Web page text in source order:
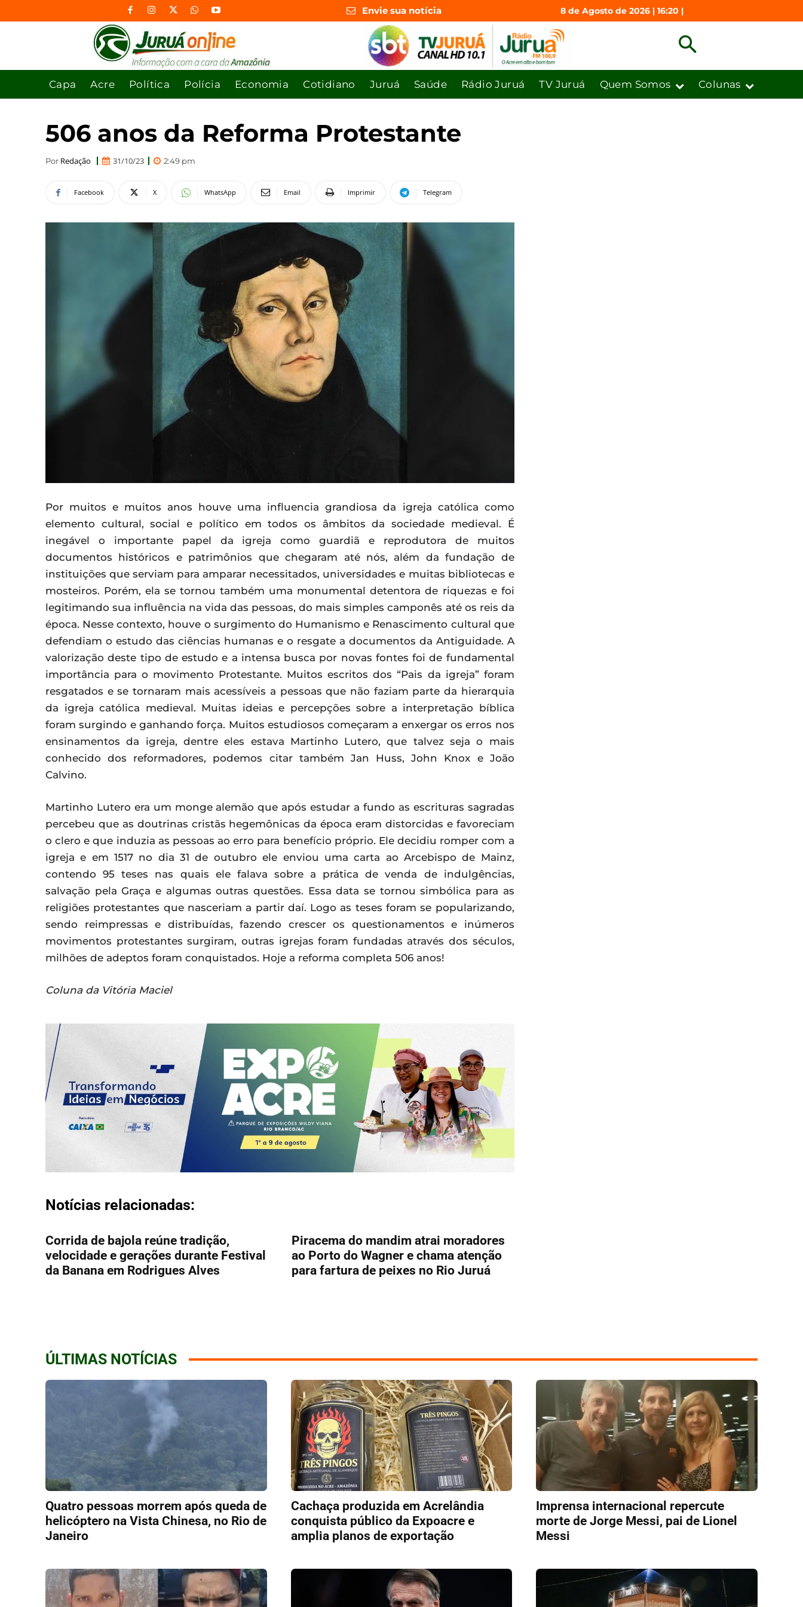
Envie sua notícia 8 de Agosto de 2026 | 16:20 |
Capa Acre Política Polícia Economia Cotidiano Juruá Saúde Rádio Juruá TV Juruá Quem Somos Colunas
506 anos da Reforma Protestante
Por Redação 31/10/23 2:49 pm
Facebook X WhatsApp Email Imprimir Telegram
Por muitos e muitos anos houve uma influencia grandiosa da igreja católica como
elemento cultural, social e político em todos os âmbitos da sociedade medieval. É
inegável o importante papel da igreja como guardiã e reprodutora de muitos
documentos históricos e patrimônios que chegaram até nós, além da fundação de
instituições que serviam para amparar necessitados, universidades e muitas bibliotecas e
mosteiros. Porém, ela se tornou também uma monumental detentora de riquezas e foi
legitimando sua influência na vida das pessoas, do mais simples camponês até os reis da
época. Nesse contexto, houve o surgimento do Humanismo e Renascimento cultural que
defendiam o estudo das ciências humanas e o resgate a documentos da Antiguidade. A
valorização deste tipo de estudo e a intensa busca por novas fontes foi de fundamental
importância para o movimento Protestante. Muitos escritos dos “Pais da igreja” foram
resgatados e se tornaram mais acessíveis a pessoas que não faziam parte da hierarquia
da igreja católica medieval. Muitas ideias e percepções sobre a interpretação bíblica
foram surgindo e ganhando força. Muitos estudiosos começaram a enxergar os erros nos
ensinamentos da igreja, dentre eles estava Martinho Lutero, que talvez seja o mais
conhecido dos reformadores, podemos citar também Jan Huss, John Knox e João
Calvino.
Martinho Lutero era um monge alemão que após estudar a fundo as escrituras sagradas
percebeu que as doutrinas cristãs hegemônicas da época eram distorcidas e favoreciam
o clero e que induzia as pessoas ao erro para benefício próprio. Ele decidiu romper com a
igreja e em 1517 no dia 31 de outubro ele enviou uma carta ao Arcebispo de Mainz,
contendo 95 teses nas quais ele falava sobre a prática de venda de indulgências,
salvação pela Graça e algumas outras questões. Essa data se tornou simbólica para as
religiões protestantes que nasceriam a partir daí. Logo as teses foram se popularizando,
sendo reimpressas e distribuídas, fazendo crescer os questionamentos e inúmeros
movimentos protestantes surgiram, outras igrejas foram fundadas através dos séculos,
milhões de adeptos foram conquistados. Hoje a reforma completa 506 anos!
Coluna da Vitória Maciel
Notícias relacionadas:
Corrida de bajola reúne tradição,
velocidade e gerações durante Festival
da Banana em Rodrigues Alves
Piracema do mandim atrai moradores
ao Porto do Wagner e chama atenção
para fartura de peixes no Rio Juruá
ÚLTIMAS NOTÍCIAS
Quatro pessoas morrem após queda de
helicóptero na Vista Chinesa, no Rio de
Janeiro
Cachaça produzida em Acrelândia
conquista público da Expoacre e
amplia planos de exportação
Imprensa internacional repercute
morte de Jorge Messi, pai de Lionel
Messi